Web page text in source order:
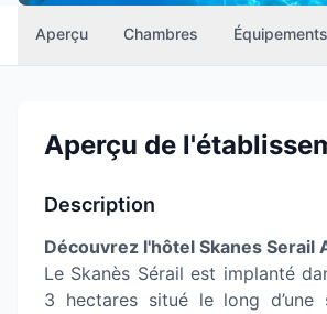
Aperçu Chambres Équipements
Aperçu de
Description
Découvrez l'hôtel Skanes Serail
Le Skanès Sérail est implanté
3 hectares situé le long d’une